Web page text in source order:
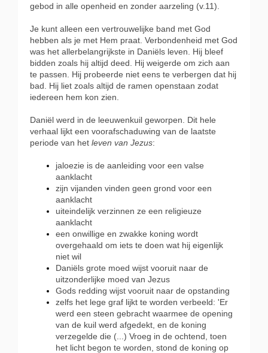
gebod in alle openheid en zonder aarzeling (v.11).
Je kunt alleen een vertrouwelijke band met God
hebben als je met Hem praat. Verbondenheid met God
was het allerbelangrijkste in Daniëls leven. Hij bleef
bidden zoals hij altijd deed. Hij weigerde om zich aan
te passen. Hij probeerde niet eens te verbergen dat hij
bad. Hij liet zoals altijd de ramen openstaan zodat
iedereen hem kon zien.
Daniël werd in de leeuwenkuil geworpen. Dit hele
verhaal lijkt een voorafschaduwing van de laatste
periode van het leven van Jezus:
jaloezie is de aanleiding voor een valse
aanklacht
zijn vijanden vinden geen grond voor een
aanklacht
uiteindelijk verzinnen ze een religieuze
aanklacht
een onwillige en zwakke koning wordt
overgehaald om iets te doen wat hij eigenlijk
niet wil
Daniëls grote moed wijst vooruit naar de
uitzonderlijke moed van Jezus
Gods redding wijst vooruit naar de opstanding
zelfs het lege graf lijkt te worden verbeeld: 'Er
werd een steen gebracht waarmee de opening
van de kuil werd afgedekt, en de koning
verzegelde die (...) Vroeg in de ochtend, toen
het licht begon te worden, stond de koning op